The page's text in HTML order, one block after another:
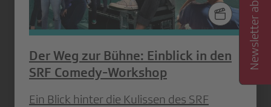
Der Weg zur Bühne: Einblick in den
SRF Comedy-Workshop
Ein Blick hinter die Kulissen des SRF